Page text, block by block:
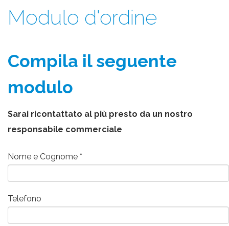
Modulo d'ordine
Compila il seguente
modulo
Sarai ricontattato al più presto da un nostro
responsabile commerciale
Nome e Cognome
Telefono